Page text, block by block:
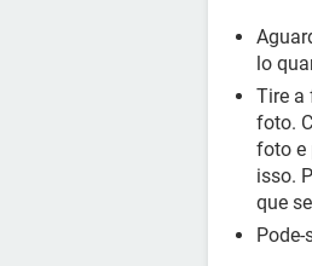
lo
Tire a
foto.
foto e
isso.
que